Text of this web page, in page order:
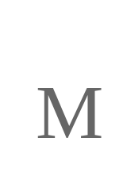
M